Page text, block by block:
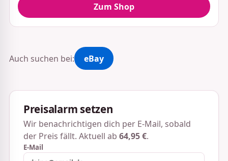
Zum Shop
Auch suchen bei: eBay
Preisalarm setzen
Wir benachrichtigen dich per E-Mail, sobald
der Preis fällt. Aktuell ab 64,95 €.
E-Mail